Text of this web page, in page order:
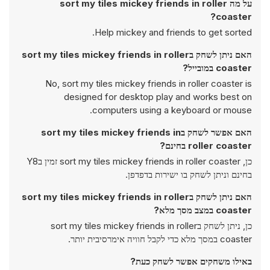
על מה sort my tiles mickey friends in roller
coaster?
Help mickey and friends to get sorted.
האם ניתן לשחק בsort my tiles mickey friends in roller
coaster במובייל?
No, sort my tiles mickey friends in roller coaster is
designed for desktop play and works best on
computers using a keyboard or mouse.
האם אפשר לשחק בsort my tiles mickey friends in
roller coaster בחינם?
כן, sort my tiles mickey friends in roller coaster זמין בY8
בחינם וניתן לשחק בו ישירות בדפדפן.
האם ניתן לשחק בsort my tiles mickey friends in roller
coaster במצב מסך מלא?
כן, ניתן לשחק בsort my tiles mickey friends in roller
coaster במסך מלא כדי לקבל חוויה אימרסיבית יותר.
באילו משחקים אפשר לשחק כעת?